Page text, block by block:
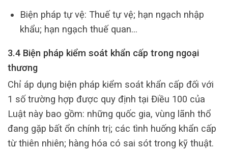
Biện pháp tự vệ: Thuế tự vệ; hạn ngạch nhập
khẩu; hạn ngạch thuế quan…
3.4 Biện pháp kiểm soát khẩn cấp trong ngoại
thương
Chỉ áp dụng biện pháp kiểm soát khẩn cấp đối với
1 số trường hợp được quy định tại Điều 100 của
Luật này bao gồm: những quốc gia, vùng lãnh thổ
đang gặp bất ổn chính trị; các tình huống khẩn cấp
từ thiên nhiên; hàng hóa có sai sót trong kỹ thuật.